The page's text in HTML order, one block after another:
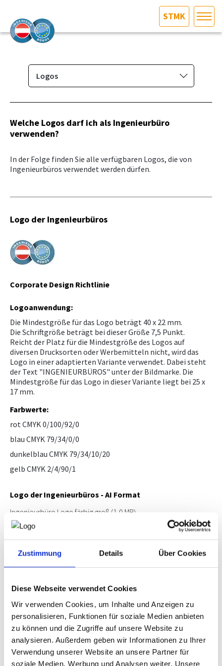
Zustimmung Details Über Cookies
Diese Webseite verwendet Cookies
Wir verwenden Cookies, um Inhalte und Anzeigen zu
personalisieren, Funktionen für soziale Medien anbieten
zu können und die Zugriffe auf unsere Website zu
analysieren. Außerdem geben wir Informationen zu Ihrer
Verwendung unserer Website an unsere Partner für
soziale Medien, Werbung und Analysen weiter. Unsere
STMK
DAS INGENIEURBÜRO
INTERESSEN­VERTRETUNG
MITGLIEDER­VERZEICHNIS
Logos
Das Ingenieurbüro
Berufsbild & Gründung
Branchenrecht
Befähigungsprüfung
Ausschreibungsplattform
Logos
Welche Logos darf ich als Ingenieurbüro
verwenden?
In der Folge finden Sie alle verfügbaren Logos, die von
Ingenieurbüros verwendet werden dürfen.
Logo der Ingenieurbüros
Corporate Design Richtlinie
Logoanwendung:
Die Mindestgröße für das Logo beträgt 40 x 22 mm.
Die Schriftgröße beträgt bei dieser Größe 7,5 Punkt.
Reicht der Platz für die Mindestgröße des Logos auf
diversen Drucksorten oder Werbemitteln nicht, wird das
Logo in einer adaptierten Variante verwendet. Dabei steht
der Text "INGENIEURBÜROS" unter der Bildmarke. Die
Mindestgröße für das Logo in dieser Variante liegt bei 25 x
17 mm.
Farbwerte:
rot CMYK 0/100/92/0
blau CMYK 79/34/0/0
dunkelblau CMYK 79/34/10/20
gelb CMYK 2/4/90/1
Logo der Ingenieurbüros - AI Format
Ingenieurbüro Logo färbig groß (1,0 MB)
Ingenieurbüro Logo SW groß
Ingenieurbüro Logo färbig 25mm(223 KB)
Ingenieurbüro Logo SW 25mm(205 KB)
Ingenieurbüro Logo SW 40mm (203 KB)
Logo der Ingenieurbüros - EPS Format
Logo färbig groß (3,2 MB)
Logo SW groß (3,1 MB)
Logo färbig 25mm(2,3 MB)